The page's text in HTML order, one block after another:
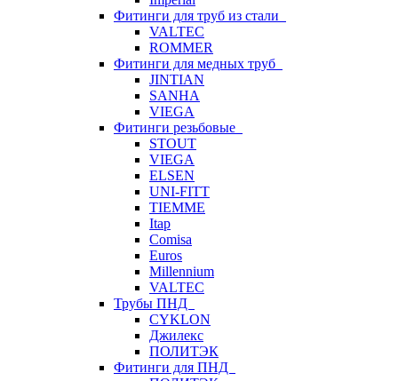
Фитинги для труб из стали
VALTEC
ROMMER
Фитинги для медных труб
JINTIAN
SANHA
VIEGA
Фитинги резьбовые
STOUT
VIEGA
ELSEN
UNI-FITT
TIEMME
Itap
Comisa
Euros
Millennium
VALTEC
Трубы ПНД
CYKLON
Джилекс
ПОЛИТЭК
Фитинги для ПНД